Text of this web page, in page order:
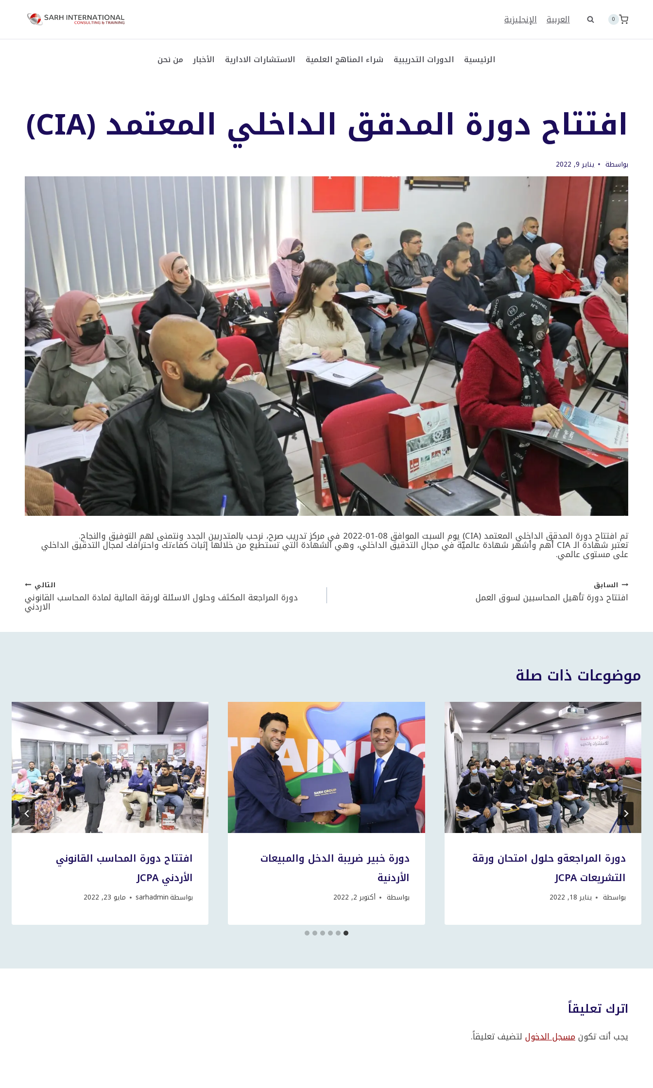
المحتوى 0 العربية الإنجليزية
الرئيسية الدورات التدريبية شراء المناهج العلمية الاستشارات الادارية الأخبار من نحن
افتتاح دورة المدقق الداخلي المعتمد (CIA)
بواسطة يناير 9, 2022
تم افتتاح دورة المدقق الداخلي المعتمد (CIA) يوم السبت الموافق 08-01-2022 في مركز تدريب صرح، نرحب بالمتدربين الجدد ونتمنى لهم التوفيق والنجاح.
تعتبر شهادة الـ CIA أهم وأشهر شهادة عالميّة في مجال التدقيق الداخلي، وهي الشهادة التي تستطيع من خلالها إثبات كفاءتك واحترافك لمجال التدقيق الداخلي
على مستوى عالمي.
تصفّح
السابق
افتتاح دورة تأهيل المحاسبين لسوق العمل
التالي
دورة المراجعة المكثف وحلول الاسئلة لورقة المالية لمادة المحاسب القانوني
الاردني
موضوعات ذات صلة
دورة المراجعةو حلول امتحان ورقة
التشريعات JCPA
بواسطة يناير 18, 2022
دورة خبير ضريبة الدخل والمبيعات
الأردنية
بواسطة أكتوبر 2, 2022
افتتاح دورة المحاسب القانوني
الأردني JCPA
بواسطةsarhadmin مايو 23, 2022
اترك تعليقاً
يجب أنت تكونمسجل الدخول لتضيف تعليقاً.